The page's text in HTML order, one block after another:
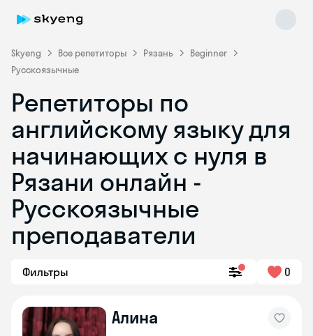
Skyeng Все репетиторы Рязань
Beginner
Русскоязычные
Репетиторы по
английскому языку для
начинающих с нуля в
Рязани онлайн -
Русскоязычные
преподаватели
Фильтры 0
Алина
Skyeng Chat